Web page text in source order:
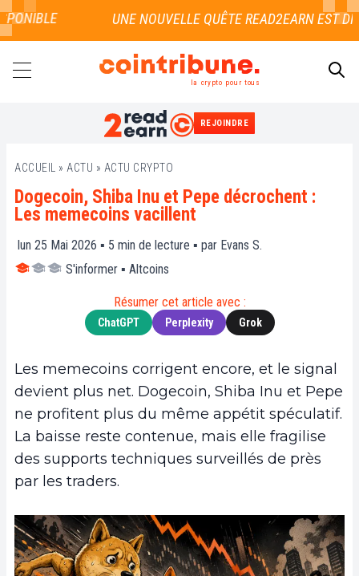
la crypto pour tous
REJOINDRE
ACCUEIL » ACTU » ACTU CRYPTO
Dogecoin, Shiba Inu et Pepe décrochent :
Les memecoins vacillent
lun 25 Mai 2026 ▪ 5 min de lecture ▪ par Evans S.
S'informer ▪ Altcoins
Résumer cet article avec :
ChatGPT Perplexity Grok
Les memecoins corrigent encore, et le signal
devient plus net. Dogecoin, Shiba Inu et Pepe
ne profitent plus du même appétit spéculatif.
La baisse reste contenue, mais elle fragilise
des supports techniques surveillés de près
par les traders.